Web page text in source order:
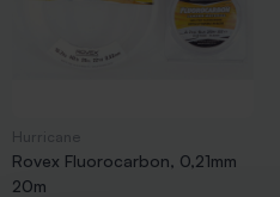
Rovex Fluorocarbon, 0,21mm
20m